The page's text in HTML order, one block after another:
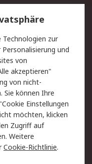
Technologien zur
und
von
akzeptieren"
von nicht-
Sie können Ihre
Einstellungen
möchten, klicken
Zugriff auf
Weitere
Cookie-Richtlinie.